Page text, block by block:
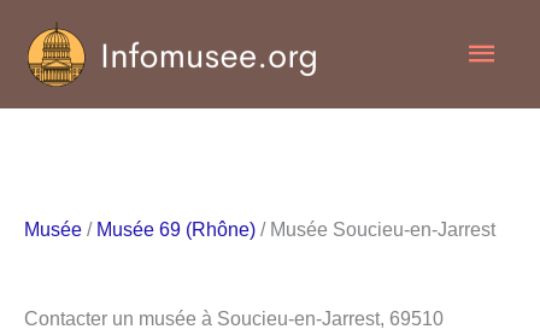
contenu
Musée / Musée 69 (Rhône) / Musée Soucieu-en-Jarrest
Contacter un musée à Soucieu-en-Jarrest, 69510